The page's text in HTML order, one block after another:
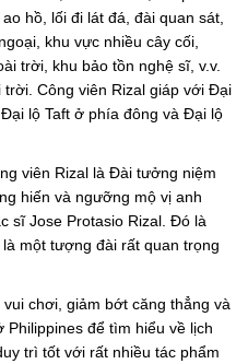
hồ, lối đi lát đá, đài quan sát,
khu vực nhiều cây cối,
trời, khu bảo tồn nghệ sĩ, v.v.
Công viên Rizal giáp với Đại
lộ Taft ở phía đông và Đại lộ
viên Rizal là Đài tưởng niệm
hiến và ngưỡng mộ vị anh
sĩ Jose Protasio Rizal. Đó là
một tượng đài rất quan trọng
chơi, giảm bớt căng thẳng và
để tìm hiểu về lịch
trì tốt với rất nhiều tác phẩm